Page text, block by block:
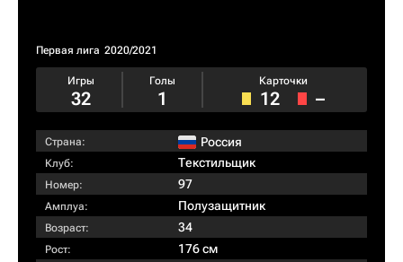
Первая лига 2020/2021
Игры
32
Голы
1
Карточки
12 –
Страна: Россия
Клуб: Текстильщик
Номер: 97
Амплуа: Полузащитник
Возраст: 34
Рост: 176 см